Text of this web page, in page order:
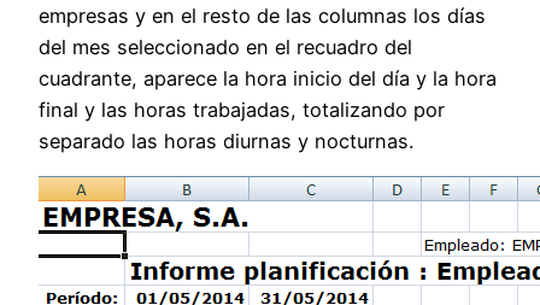
empresas y en el resto de las columnas los días
del mes seleccionado en el recuadro del
cuadrante, aparece la hora inicio del día y la hora
final y las horas trabajadas, totalizando por
separado las horas diurnas y nocturnas.